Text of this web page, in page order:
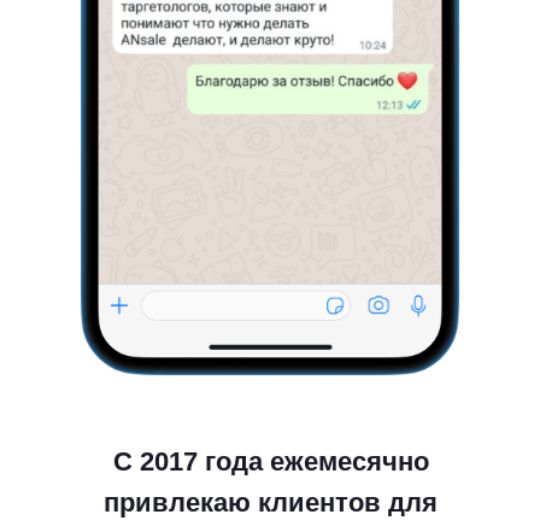
С 2017 года ежемесячно
привлекаю клиентов для